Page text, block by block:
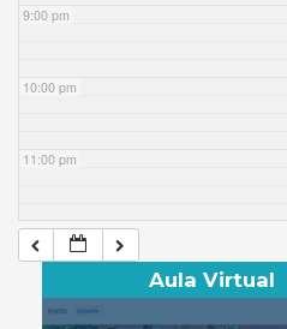
9:00 pm
10:00 pm
11:00 pm
Aula Virtual